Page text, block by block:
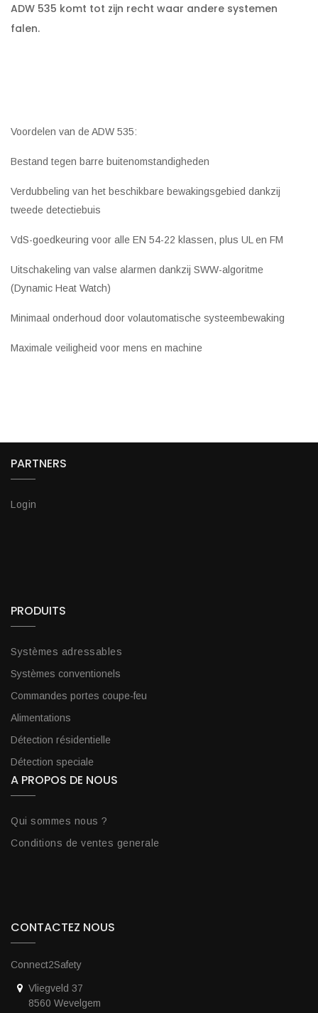
ADW 535 komt tot zijn recht waar andere systemen
falen.
Voordelen van de ADW 535:
Bestand tegen barre buitenomstandigheden
Verdubbeling van het beschikbare bewakingsgebied dankzij
tweede detectiebuis
VdS-goedkeuring voor alle EN 54-22 klassen, plus UL en FM
Uitschakeling van valse alarmen dankzij SWW-algoritme
(Dynamic Heat Watch)
Minimaal onderhoud door volautomatische systeembewaking
Maximale veiligheid voor mens en machine
PARTNERS
Login
PRODUITS
Systèmes adressables
Systèmes conventionels
Commandes portes coupe-feu
Alimentations
Détection résidentielle
Détection speciale
A PROPOS DE NOUS
Qui sommes nous ?
Conditions de ventes generale
CONTACTEZ NOUS
Connect2Safety
Vliegveld 37
8560 Wevelgem